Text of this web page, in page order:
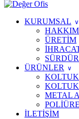
KURUMSAL
ÜRETİM
ÜRÜNLER
METAL
İLETİŞİM